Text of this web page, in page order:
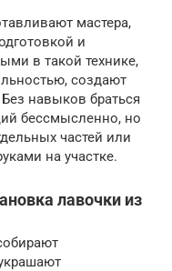
мастера,
и
в такой технике,
создают
навыков браться
бессмысленно, но
частей или
на участке.
лавочки из